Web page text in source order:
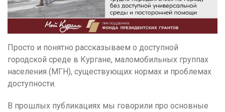
Просто и понятно рассказываем о доступной
городской среде в Кургане, маломобильных группах
населения (МГН), существующих нормах и проблемах
доступности.
В прошлых публикациях мы говорили про основные